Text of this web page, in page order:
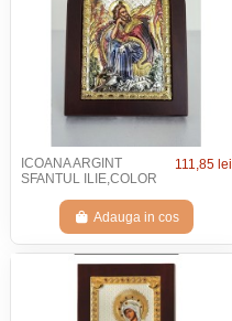
ICOANA ARGINT
SFANTUL ILIE,COLOR
111,85 lei
Adauga in cos